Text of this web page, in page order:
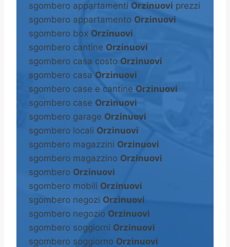
sgombero appartamenti Orzinuovi prezzi
sgombero appartamento Orzinuovi
sgombero box Orzinuovi
sgombero cantine Orzinuovi
sgombero casa costo Orzinuovi
sgombero casa Orzinuovi
sgombero case e cantine Orzinuovi
sgombero case Orzinuovi
sgombero garage Orzinuovi
sgombero locali Orzinuovi
sgombero magazzini Orzinuovi
sgombero magazzino Orzinuovi
sgombero Orzinuovi
sgombero mobili Orzinuovi
sgombero negozi Orzinuovi
sgombero negozio Orzinuovi
sgombero soggiorni Orzinuovi
sgombero soggiorno Orzinuovi